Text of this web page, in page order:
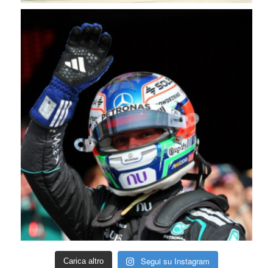
Carica altro Segui su Instagram